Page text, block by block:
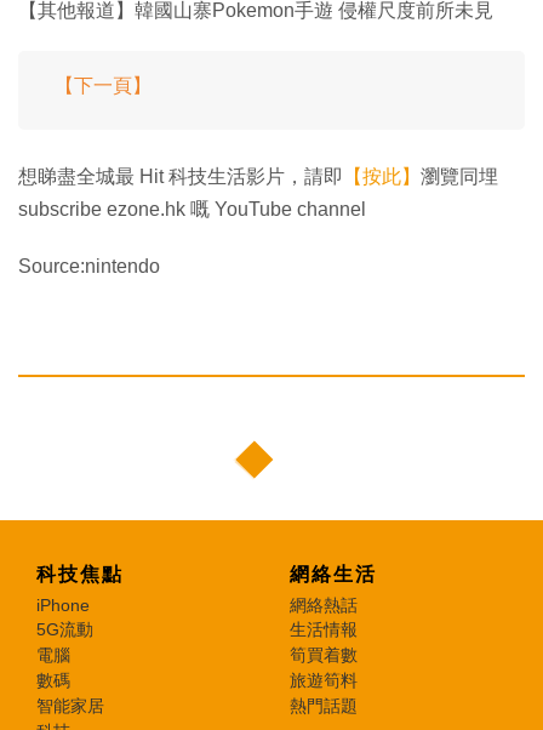
【其他報道】韓國山寨Pokemon手遊 侵權尺度前所未見
【下一頁】
想睇盡全城最 Hit 科技生活影片，請即 【按此】 瀏覽同埋
subscribe ezone.hk 嘅 YouTube channel
Source:nintendo
科技焦點
iPhone
5G流動
電腦
數碼
智能家居
網絡生活
網絡熱話
生活情報
筍買着數
旅遊筍料
熱門話題